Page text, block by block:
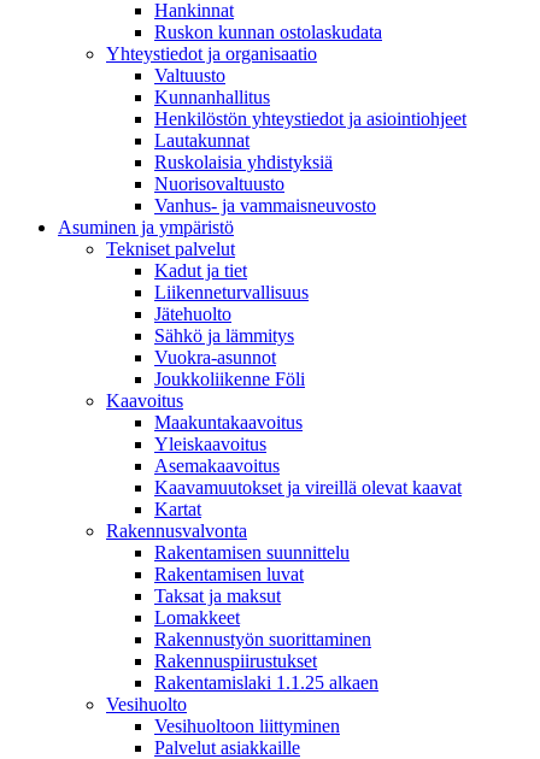
Hankinnat
Ruskon kunnan ostolaskudata
Yhteystiedot ja organisaatio
Valtuusto
Kunnanhallitus
Henkilöstön yhteystiedot ja asiointiohjeet
Lautakunnat
Ruskolaisia yhdistyksiä
Nuorisovaltuusto
Vanhus- ja vammaisneuvosto
Asuminen ja ympäristö
Tekniset palvelut
Kadut ja tiet
Liikenneturvallisuus
Jätehuolto
Sähkö ja lämmitys
Vuokra-asunnot
Joukkoliikenne Föli
Kaavoitus
Maakuntakaavoitus
Yleiskaavoitus
Asemakaavoitus
Kaavamuutokset ja vireillä olevat kaavat
Kartat
Rakennusvalvonta
Rakentamisen suunnittelu
Rakentamisen luvat
Taksat ja maksut
Lomakkeet
Rakennustyön suorittaminen
Rakennuspiirustukset
Rakentamislaki 1.1.25 alkaen
Vesihuolto
Vesihuoltoon liittyminen
Palvelut asiakkaille